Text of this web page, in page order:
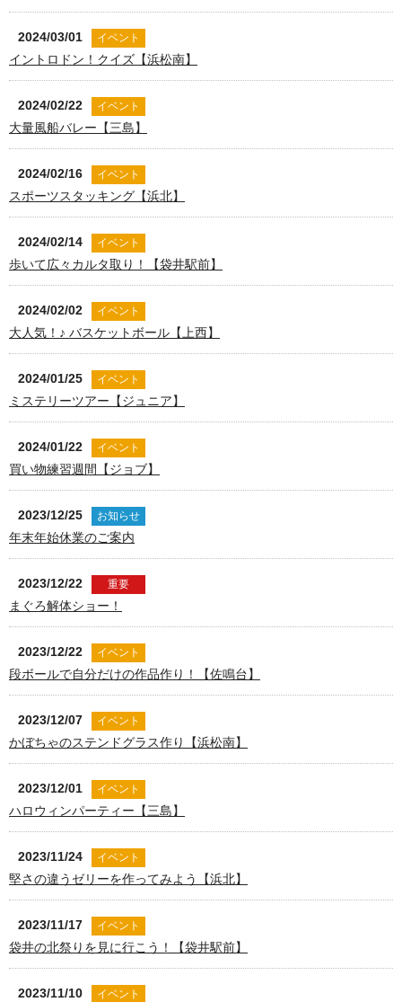
2024/03/01 イベント
イントロドン！クイズ【浜松南】
2024/02/22 イベント
大量風船バレー【三島】
2024/02/16 イベント
スポーツスタッキング【浜北】
2024/02/14 イベント
歩いて広々カルタ取り！【袋井駅前】
2024/02/02 イベント
大人気！♪ バスケットボール【上西】
2024/01/25 イベント
ミステリーツアー【ジュニア】
2024/01/22 イベント
買い物練習週間【ジョブ】
2023/12/25 お知らせ
年末年始休業のご案内
2023/12/22 重要
まぐろ解体ショー！
2023/12/22 イベント
段ボールで自分だけの作品作り！【佐鳴台】
2023/12/07 イベント
かぼちゃのステンドグラス作り【浜松南】
2023/12/01 イベント
ハロウィンパーティー【三島】
2023/11/24 イベント
堅さの違うゼリーを作ってみよう【浜北】
2023/11/17 イベント
袋井の北祭りを見に行こう！【袋井駅前】
2023/11/10 イベント